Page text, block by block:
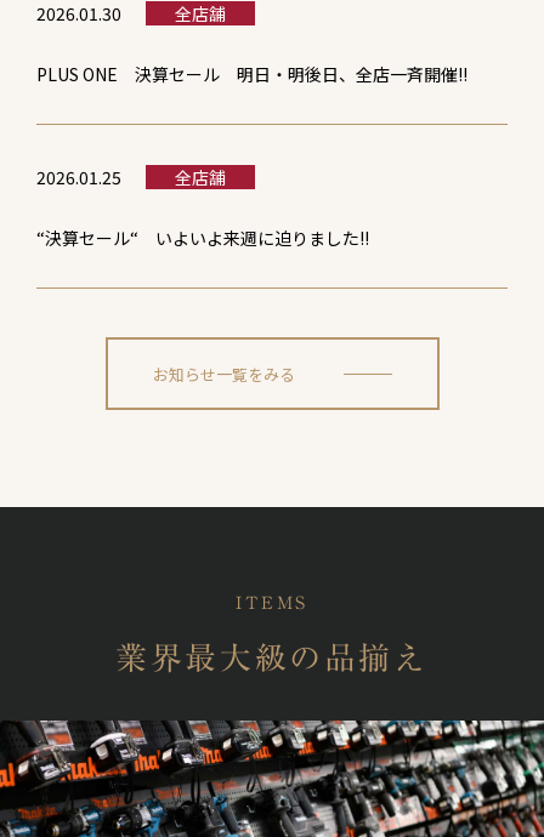
2026.01.30 全店舗
PLUS ONE 決算セール 明日・明後日、全店一斉開催!!
2026.01.25 全店舗
“決算セール“ いよいよ来週に迫りました!!
お知らせ一覧をみる
ITEMS
業界最大級の品揃え